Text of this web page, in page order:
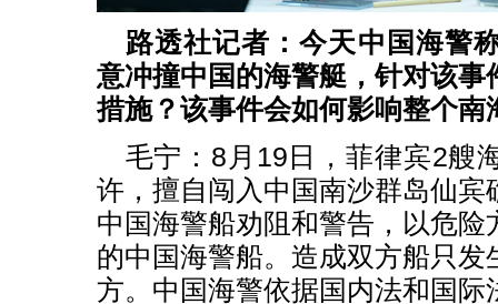
路透社记者：今天中国海警
意冲撞中国的海警艇，针对该事
措施？该事件会如何影响整个南
毛宁：8月19日，菲律宾2艘
许，擅自闯入中国南沙群岛仙宾
中国海警船劝阻和警告，以危险
的中国海警船。造成双方船只发
方。中国海警依据国内法和国际